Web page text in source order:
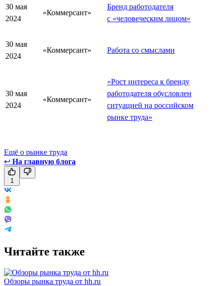
30 мая
2024
«Коммерсант»
Бренд работодателя
с «человеческим лицом»
30 мая
2024
«Коммерсант» Работа со смыслами
30 мая
2024
«Коммерсант»
«Рост интереса к бренду
работодателя обусловлен
ситуацией на российском
рынке труда»
Ещё о рынке труда
↩ На главную блога
1
Читайте также
Обзоры рынка труда от hh.ru